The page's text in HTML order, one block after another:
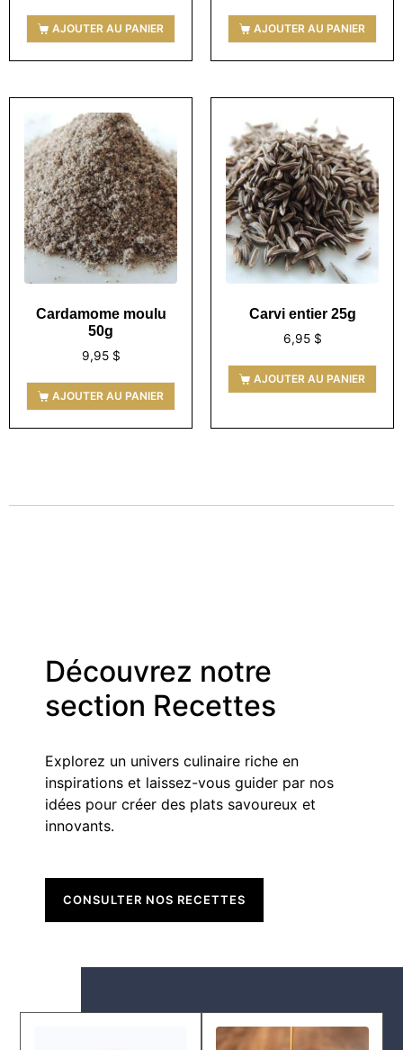
AJOUTER AU PANIER AJOUTER AU PANIER
Cardamome moulu
50g
9,95 $
AJOUTER AU PANIER
Carvi entier 25g
6,95 $
AJOUTER AU PANIER
Découvrez notre
section Recettes
Explorez un univers culinaire riche en
inspirations et laissez-vous guider par nos
idées pour créer des plats savoureux et
innovants.
CONSULTER NOS RECETTES